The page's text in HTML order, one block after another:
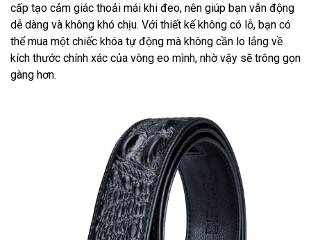
cấp tạo cảm giác thoải mái khi đeo, nên giúp bạn vẫn động
dễ dàng và không khó chịu. Với thiết kế không có lỗ, bạn có
thể mua một chiếc khóa tự động mà không cần lo lắng về
kích thước chính xác của vòng eo mình, nhờ vậy sẽ trông gọn
gàng hơn.